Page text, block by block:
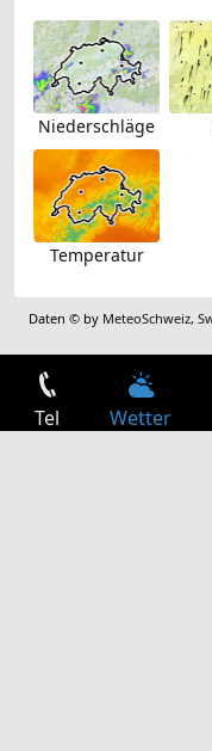
Niederschläge
Temperatur
Daten © by MeteoSchweiz,
Tel Wetter